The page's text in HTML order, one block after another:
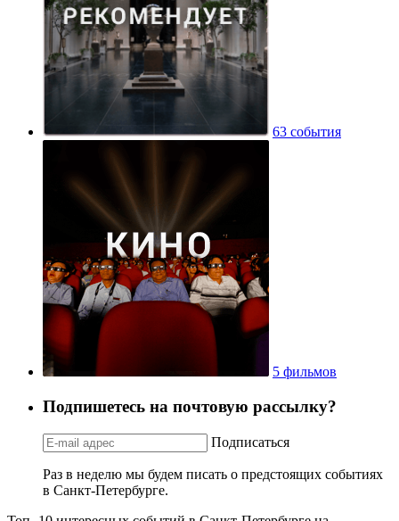
63 события
5 фильмов
Подпишетесь на почтовую рассылку?
Подписаться
Раз в неделю мы будем писать о предстоящих событиях
в Санкт-Петербурге.